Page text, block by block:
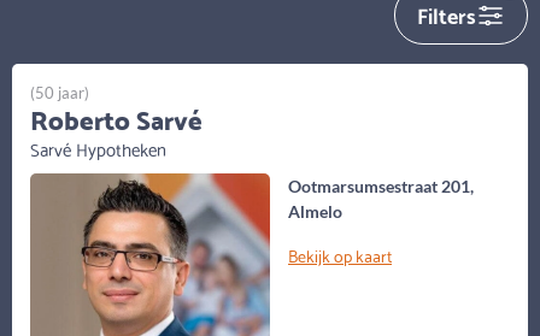
Filters
Ootmarsumsestraat 201,
Almelo
Bekijk op kaart
(50 jaar)
Roberto Sarvé
Sarvé Hypotheken